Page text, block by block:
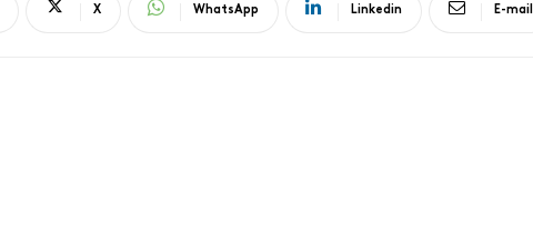
X WhatsApp Linkedin E-mail